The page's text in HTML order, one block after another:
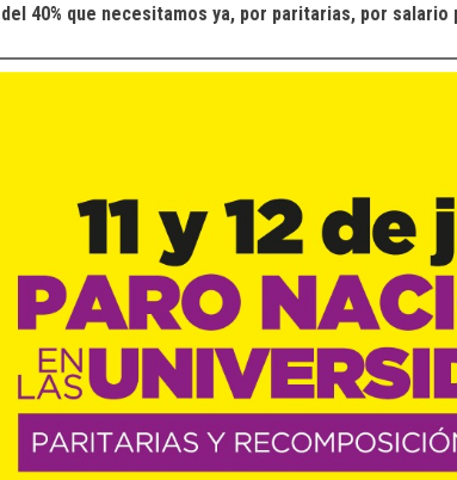
40% que necesitamos ya, por paritarias, por salario